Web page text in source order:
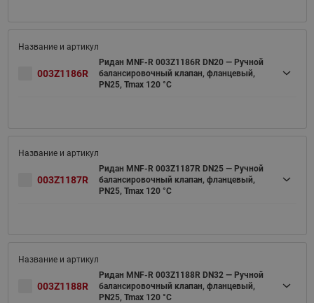
003Z1186R
Ридан MNF-R 003Z1186R DN20 — Ручной
балансировочный клапан, фланцевый,
PN25, Tmax 120 °C
003Z1187R
Ридан MNF-R 003Z1187R DN25 — Ручной
балансировочный клапан, фланцевый,
PN25, Tmax 120 °C
003Z1188R
Ридан MNF-R 003Z1188R DN32 — Ручной
балансировочный клапан, фланцевый,
PN25, Tmax 120 °C